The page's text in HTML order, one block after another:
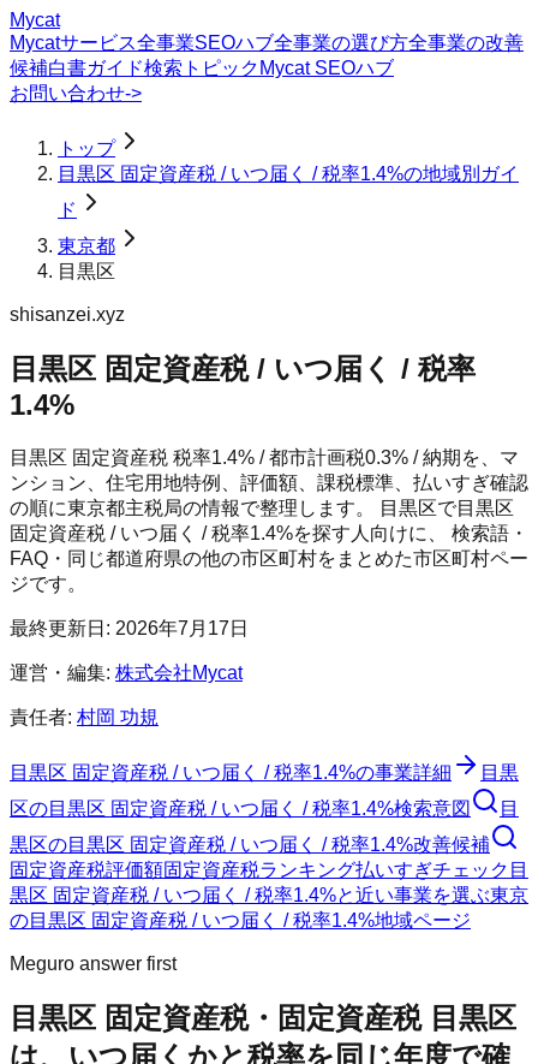
Mycat
Mycatサービス全事業SEOハブ全事業の選び方全事業の改善
候補白書ガイド検索トピック Mycat SEOハブ
お問い合わせ->
トップ
目黒区 固定資産税 / いつ届く / 税率1.4%の地域別ガイ
ド
東京都
目黒区
shisanzei.xyz
目黒区 固定資産税 / いつ届く / 税率
1.4%
目黒区 固定資産税 税率1.4% / 都市計画税0.3% / 納期を、マ
ンション、住宅用地特例、評価額、課税標準、払いすぎ確認
の順に東京都主税局の情報で整理します。
目黒区で目黒区
固定資産税 / いつ届く / 税率1.4%を探す人向けに、 検索語・
FAQ・同じ都道府県の他の市区町村をまとめた市区町村ペー
ジです。
最終更新日: 2026年7月17日
運営・編集: 株式会社Mycat
責任者: 村岡 功規
目黒区 固定資産税 / いつ届く / 税率1.4%の事業詳細
目黒
区の目黒区 固定資産税 / いつ届く / 税率1.4%検索意図
目
黒区の目黒区 固定資産税 / いつ届く / 税率1.4%改善候補
固定資産税評価額固定資産税ランキング払いすぎチェック 目
黒区 固定資産税 / いつ届く / 税率1.4%と近い事業を選ぶ東京
の目黒区 固定資産税 / いつ届く / 税率1.4%地域ページ
Meguro answer first
目黒区 固定資産税・固定資産税 目黒区
は、いつ届くかと税率を同じ年度で確